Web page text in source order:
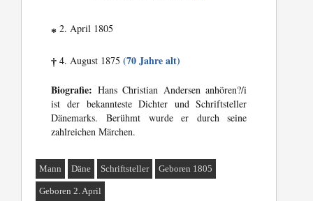
* 2. April 1805
† 4. August 1875(70 Jahre alt)
Biografie: Hans Christian Andersen anhören?/i
ist der bekannteste Dichter und Schriftsteller
Dänemarks. Berühmt wurde er durch seine
zahlreichen Märchen.
Mann Däne Schriftsteller Geboren 1805
Geboren 2. April